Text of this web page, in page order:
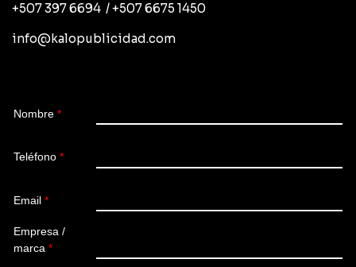
+507 397 6694 / +507 6675 1450
info@kalopublicidad.com